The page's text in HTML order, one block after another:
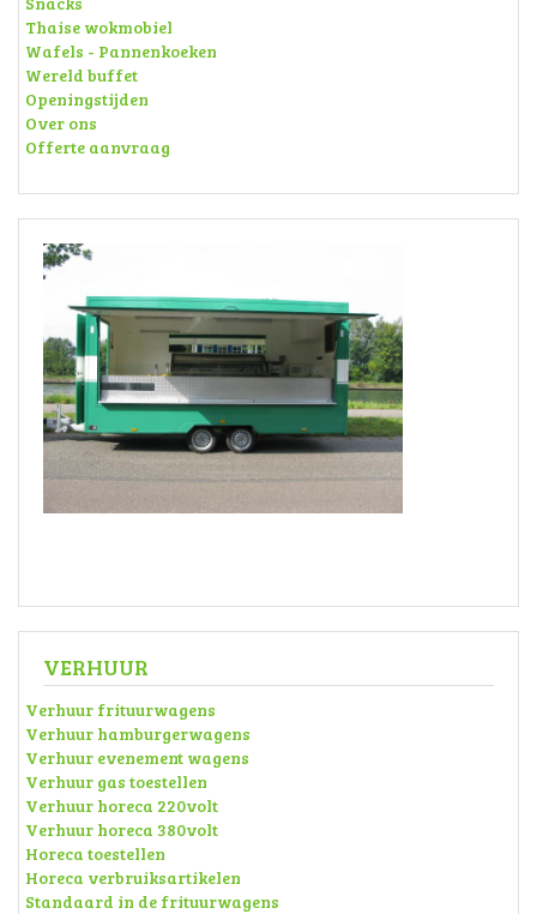
Thaise wokmobiel
Wafels - Pannenkoeken
Wereld buffet
Openingstijden
Over ons
Offerte aanvraag
VERHUUR
Verhuur frituurwagens
Verhuur hamburgerwagens
Verhuur evenement wagens
Verhuur gas toestellen
Verhuur horeca 220volt
Verhuur horeca 380volt
Horeca toestellen
Horeca verbruiksartikelen
Standaard in de frituurwagens